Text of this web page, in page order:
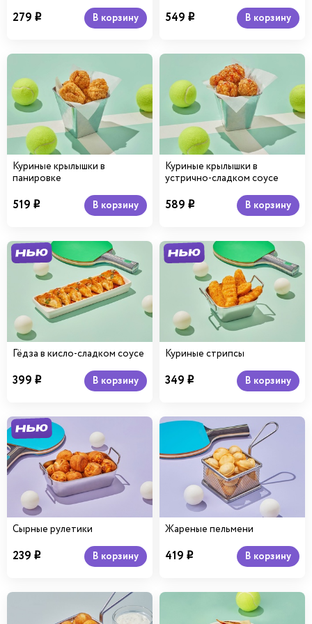
279 i В корзину 549 i В корзину
Куриные крылышки в
панировке
519 i В корзину
Куриные крылышки в
устрично-сладком соусе
589 i В корзину
Гёдза в кисло-сладком соусе
399 i В корзину
Куриные стрипсы
349 i В корзину
Сырные рулетики
239 i В корзину
Жареные пельмени
419 i В корзину